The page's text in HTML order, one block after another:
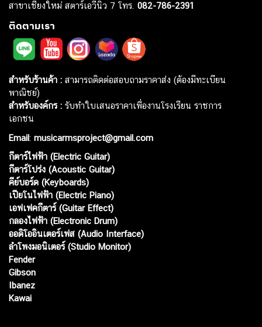
สาขาเชียงใหม่ สตาร์เอวีนิว 7 โทร. 082-786-2391
ติดตามเรา
สำหรับร้านค้า : สามารถติดต่อสอบถามราคาส่ง (ต้องมีทะเบียน
พาณิชย์)
สำหรับองค์กร : รับทำใบเสนอราคาเพื่องานโรงเรียน ราชการ
เอกชน
Email: musicarmsproject@gmail.com
กีตาร์ไฟฟ้า (Electric Guitar)
กีตาร์โปร่ง (Acoustic Guitar)
คีย์บอร์ด (Keyboards)
เปียโนไฟฟ้า (Electric Piano)
เอฟเฟคกีตาร์ (Guitar Effect)
กลองไฟฟ้า (Electronic Drum)
ออดิโออินเตอร์เฟส (Audio Interface)
ลำโพงมอนิเตอร์ (Studio Monitor)
Fender
Gibson
Ibanez
Kawai